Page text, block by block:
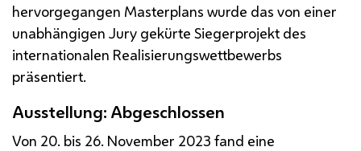
hervorgegangen Masterplans wurde das von einer
unabhängigen Jury gekürte Siegerprojekt des
internationalen Realisierungswettbewerbs
präsentiert.
Ausstellung: Abgeschlossen
Von 20. bis 26. November 2023 fand eine